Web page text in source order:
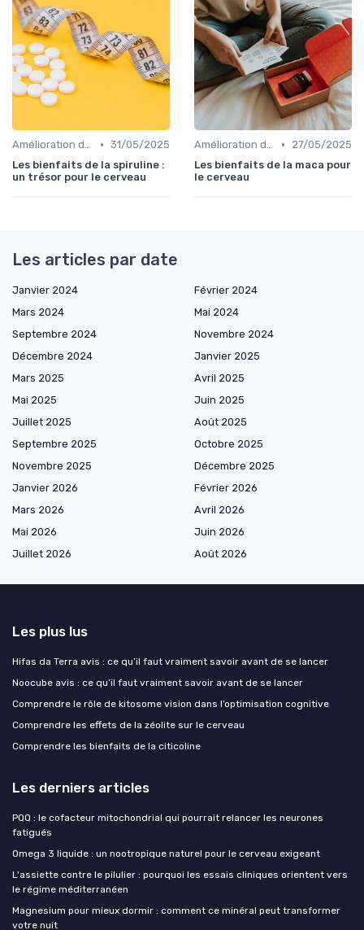
Amélioration de l'humeur • 31/05/2025
Les bienfaits de la spiruline :
un trésor pour le cerveau
Amélioration de l'humeur •
27/05/2025
Les bienfaits de la maca pour
le cerveau
Les articles par date
Janvier 2024
Février 2024
Mars 2024
Mai 2024
Septembre 2024
Novembre 2024
Décembre 2024
Janvier 2025
Mars 2025
Avril 2025
Mai 2025
Juin 2025
Juillet 2025
Août 2025
Septembre 2025
Octobre 2025
Novembre 2025
Décembre 2025
Janvier 2026
Février 2026
Mars 2026
Avril 2026
Mai 2026
Juin 2026
Juillet 2026
Août 2026
Les plus lus
Hifas da Terra avis : ce qu’il faut vraiment savoir avant de se lancer
Noocube avis : ce qu’il faut vraiment savoir avant de se lancer
Comprendre le rôle de kitosome vision dans l’optimisation cognitive
Comprendre les effets de la zéolite sur le cerveau
Comprendre les bienfaits de la citicoline
Les derniers articles
PQQ : le cofacteur mitochondrial qui pourrait relancer les neurones
fatigués
Omega 3 liquide : un nootropique naturel pour le cerveau exigeant
L'assiette contre le pilulier : pourquoi les essais cliniques orientent vers
le régime méditerranéen
Magnesium pour mieux dormir : comment ce minéral peut transformer
votre nuit